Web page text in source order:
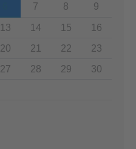
7 8 9
13 14 15
16
20 21 22
23
27 28 29
30